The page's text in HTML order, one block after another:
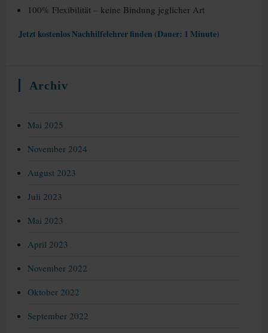
100% Flexibilität – keine Bindung jeglicher Art
Jetzt kostenlos Nachhilfelehrer finden (Dauer: 1 Minute)
Archiv
Mai 2025
November 2024
August 2023
Juli 2023
Mai 2023
April 2023
November 2022
Oktober 2022
September 2022